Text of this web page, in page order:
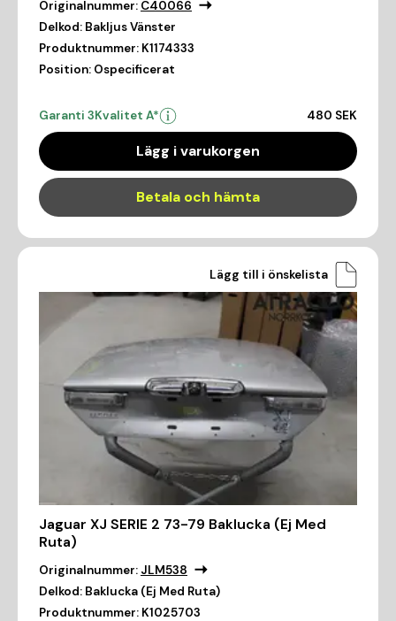
Originalnummer: C40066
Delkod: Bakljus Vänster
Produktnummer: K1174333
Position: Ospecificerat
Garanti 3Kvalitet A* 480 SEK
Lägg i varukorgen
Betala och hämta
Lägg till i önskelista
Jaguar XJ SERIE 2 73-79 Baklucka (Ej Med
Ruta)
Originalnummer: JLM538
Delkod: Baklucka (Ej Med Ruta)
Produktnummer: K1025703